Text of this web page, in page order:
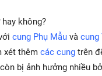
không?
cung Phụ Mẫu và cung
xét thêm các cung trên
bị ảnh hưởng nhiều